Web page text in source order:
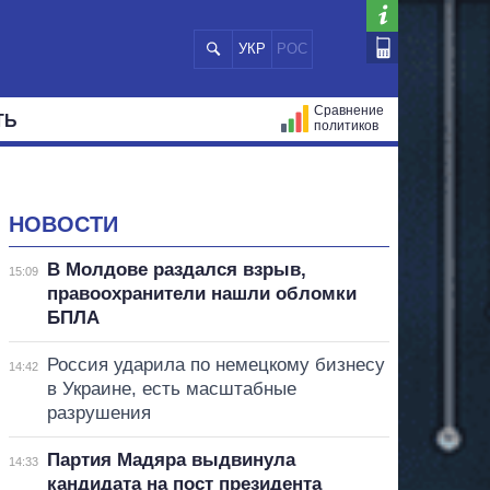
УКР РОС
Сравнение
политиков
НОВОСТИ
15:09
В Молдове раздался взрыв,
правоохранители нашли обломки
БПЛА
14:42
Россия ударила по немецкому бизнесу
в Украине, есть масштабные
разрушения
14:33
Партия Мадяра выдвинула
кандидата на пост президента